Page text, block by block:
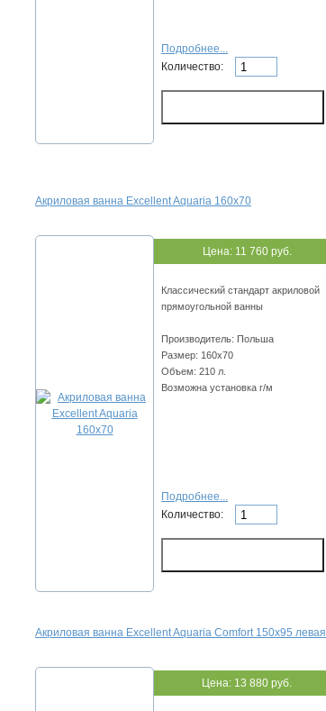
Подробнее...
Количество:
Акриловая ванна Excellent Aquaria 160x70
Цена: 11 760 руб.
Классический стандарт акриловой
прямоугольной ванны
Производитель: Польша
Размер: 160x70
Объем: 210 л.
Возможна установка г/м
Подробнее...
Количество:
Акриловая ванна Excellent Aquaria Comfort 150x95 левая
Цена: 13 880 руб.